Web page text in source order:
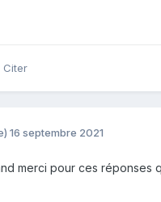
Citer
16 septembre 2021
merci pour ces réponses